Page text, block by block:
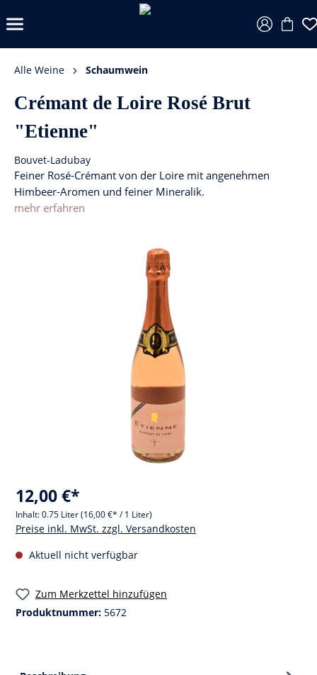
Alle Weine Schaumwein
Crémant de Loire Rosé Brut
"Etienne"
Bouvet-Ladubay
Feiner Rosé-Crémant von der Loire mit angenehmen
Himbeer-Aromen und feiner Mineralik.
mehr erfahren
12,00 €*
Inhalt:0.75 Liter(16,00 €* / 1 Liter)
Preise inkl. MwSt. zzgl. Versandkosten
Aktuell nicht verfügbar
Zum Merkzettel hinzufügen
Produktnummer: 5672